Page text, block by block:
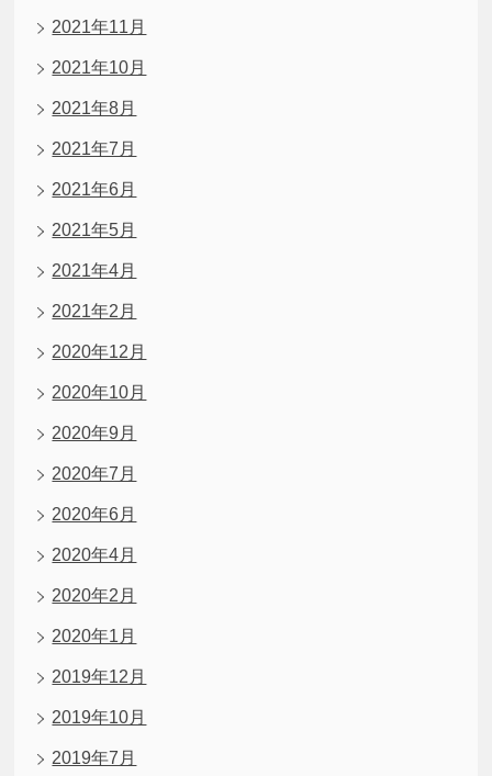
2021年11月
2021年10月
2021年8月
2021年7月
2021年6月
2021年5月
2021年4月
2021年2月
2020年12月
2020年10月
2020年9月
2020年7月
2020年6月
2020年4月
2020年2月
2020年1月
2019年12月
2019年10月
2019年7月